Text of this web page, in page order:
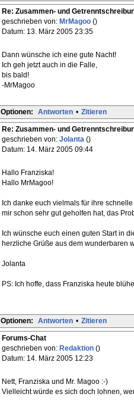
Re: Zusammen- und
geschrieben von: MrMagoo ()
Datum: 13. März 2005 23:35
Dann wünsche ich eine gute Nacht!
Ich geh jetzt auch in die Falle,
bis bald!
-MrMagoo
Optionen: Antworten • Zitieren
Re: Zusammen- und
geschrieben von: Jolanta ()
Datum: 14. März 2005 09:44
Hallo Franziska!
Hallo MrMagoo!
Ich danke euch vielmals für ihre
mir schon sehr gut geholfen hat, das
Ich wünsche euch einen guten Start in
herzliche Grüße aus dem wunderbaren
Jolanta
PS: Ich hoffe, dass Franziska heute
Optionen: Antworten • Zitieren
Forums-Chat
geschrieben von: Redaktion ()
Datum: 14. März 2005 12:23
Nett, Franziska und Mr. Magoo :-)
Vielleicht würde es sich doch lohnen,